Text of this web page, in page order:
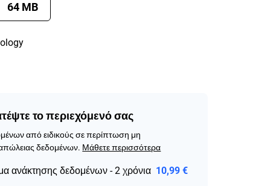
64 MB
το περιεχόμενό σας
από ειδικούς σε περίπτωση μη
δεδομένων. Μάθετε περισσότερα
ανάκτησης δεδομένων - 2 χρόνια 10,99 €